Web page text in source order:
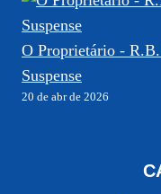
O Proprietário -
Suspense
20 de abr de 2026